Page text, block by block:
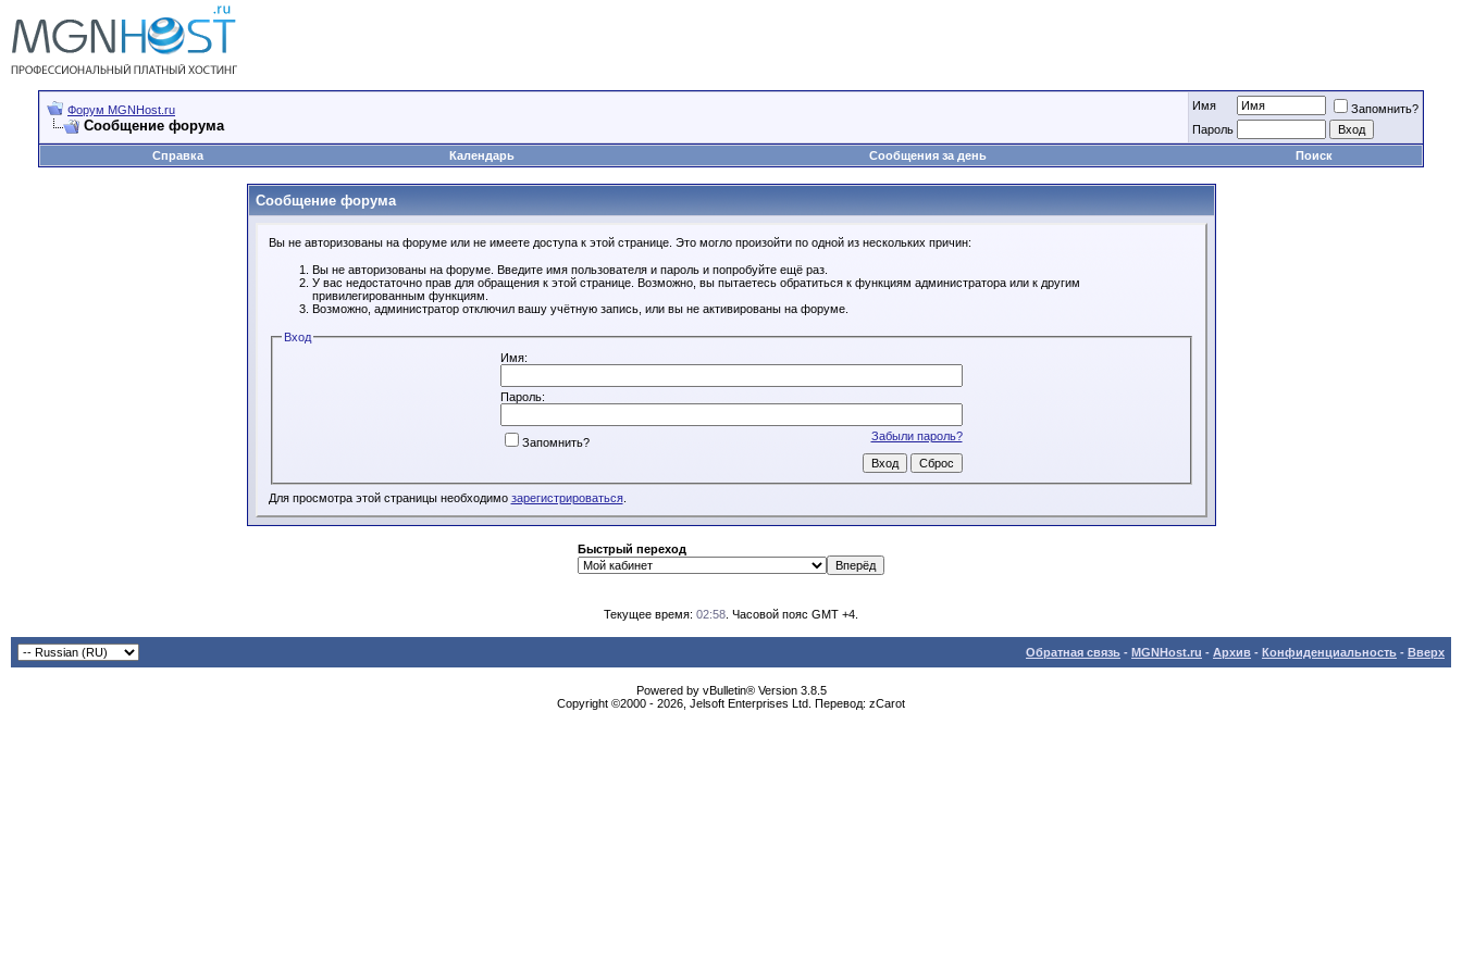
Форум MGNHost.ru
Сообщение форума
Имя
Запомнить?
Пароль
Справка
Календарь Сообщения за день Поиск
Сообщение форума
Вы не авторизованы на форуме или не имеете доступа к этой странице. Это могло произойти по одной из нескольких причин:
Вы не авторизованы на форуме. Введите имя пользователя и пароль и попробуйте ещё раз.
У вас недостаточно прав для обращения к этой странице. Возможно, вы пытаетесь обратиться к функциям администратора или к другим
привилегированным функциям.
Возможно, администратор отключил вашу учётную запись, или вы не активированы на форуме.
Вход
Имя:
Пароль:
Забыли пароль?
Запомнить?
Для просмотра этой страницы необходимо зарегистрироваться.
Быстрый переход
Текущее время: 02:58 . Часовой пояс GMT +4.
Обратная связь - MGNHost.ru - Архив - Конфиденциальность - Вверх
Powered by vBulletin® Version 3.8.5
Copyright ©2000 - 2026, Jelsoft Enterprises Ltd. Перевод: zCarot